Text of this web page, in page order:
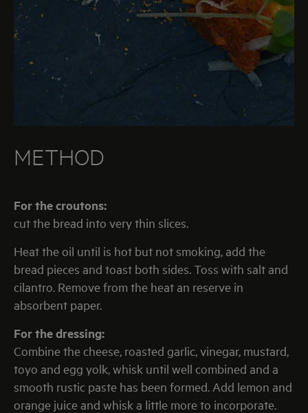
METHOD
For the croutons:
cut the bread into very thin slices.
Heat the oil until is hot but not smoking, add the
bread pieces and toast both sides. Toss with salt and
cilantro. Remove from the heat an reserve in
absorbent paper.
For the dressing:
Combine the cheese, roasted garlic, vinegar, mustard,
toyo and egg yolk, whisk until well combined and a
smooth rustic paste has been formed. Add lemon and
orange juice and whisk a little more to incorporate.